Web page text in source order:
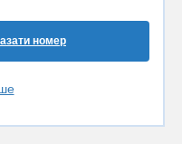
номер